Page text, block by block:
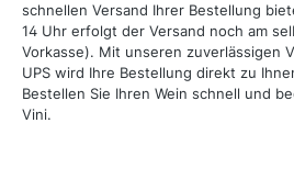
schnellen Versand Ihrer Bestellung
14 Uhr erfolgt der Versand noch am
Vorkasse). Mit unseren zuverlässigen
UPS wird Ihre Bestellung direkt zu
Bestellen Sie Ihren Wein schnell und
Vini.